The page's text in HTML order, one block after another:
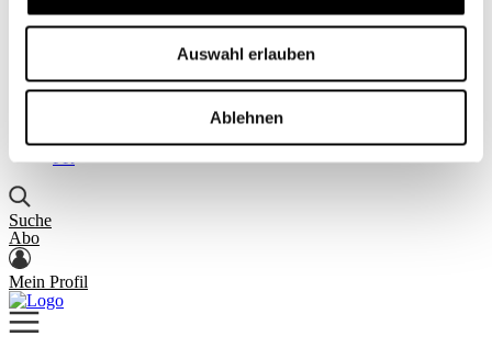
Auswahl erlauben
Ablehnen
Datenschutz/Rechtliches
Die App
Suche
Abo
Mein Profil